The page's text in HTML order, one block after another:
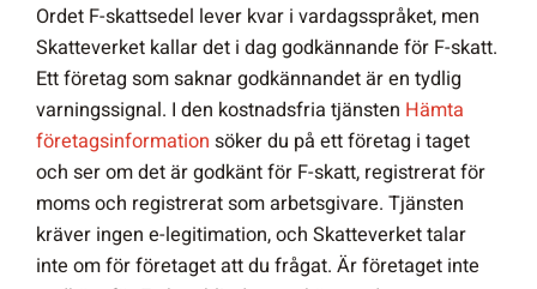
Ordet F-skattsedel lever kvar i vardagsspråket, men
Skatteverket kallar det i dag godkännande för F-skatt.
Ett företag som saknar godkännandet är en tydlig
varningssignal. I den kostnadsfria tjänsten Hämta
företagsinformation söker du på ett företag i taget
och ser om det är godkänt för F-skatt, registrerat för
moms och registrerat som arbetsgivare. Tjänsten
kräver ingen e-legitimation, och Skatteverket talar
inte om för företaget att du frågat. Är företaget inte